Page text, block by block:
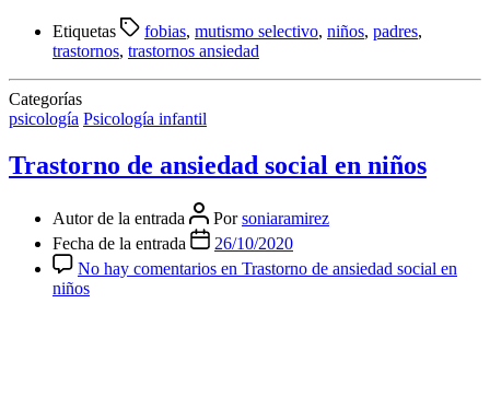
Etiquetas fobias, mutismo selectivo, niños, padres,
trastornos, trastornos ansiedad
Categorías
psicología Psicología infantil
Trastorno de ansiedad social en niños
Autor de la entrada Porsoniaramirez
Fecha de la entrada
26/10/2020
No hay comentarios en Trastorno de ansiedad social en
niños